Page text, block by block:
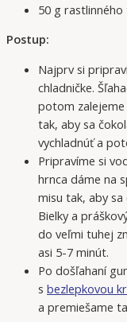
50 g
Postup:
Najprv si
chladničke.
potom zalejeme
tak, aby sa
vychladnúť a
Pripravíme si
hrnca dáme na
misu tak, aby
Bielky a
do veľmi tuhej
asi 5-7 minút.
Po došľahaní
s bezlepkovou
a premiešame